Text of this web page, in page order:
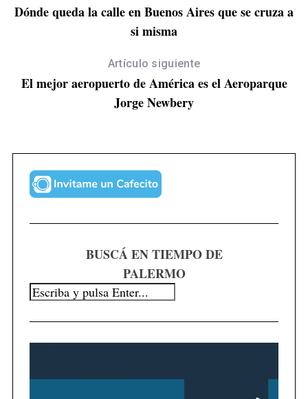
Dónde queda la calle en Buenos Aires que se cruza a
si misma
Artículo siguiente
El mejor aeropuerto de América es el Aeroparque
Jorge Newbery
BUSCÁ EN TIEMPO DE
PALERMO